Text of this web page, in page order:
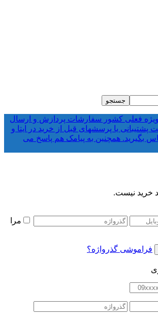
جستجو
ویژه فعلی کشور سفارشات پردازش و ارسال
یا پرسشهای قبل از خرید در ایتا و
09357880851 تماس بگیرید. همچنین به پیامک هم پاسخ می
خرید نیست.
مرا
فراموشی گذرواژه؟